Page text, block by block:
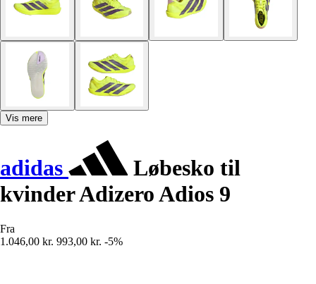
Vis mere
adidas
Løbesko til
kvinder Adizero Adios 9
Fra
1.046,00 kr. 993,00 kr. -5%